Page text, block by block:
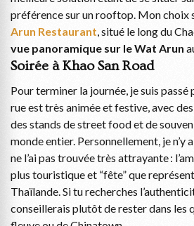
préférence sur un rooftop. Mon choix
Arun Restaurant, situé le long du
vue panoramique sur le Wat Arun
Soirée à Khao San Road
Pour terminer la journée, je suis passé
rue est très animée et festive, avec
des stands de street food et de
monde entier. Personnellement, je n’y
ne l’ai pas trouvée très attrayante :
plus touristique et “fête” que
Thaïlande. Si tu recherches
conseillerais plutôt de rester dans les